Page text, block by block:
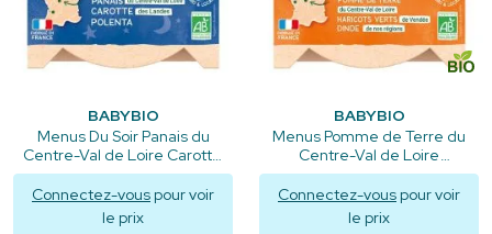
BABYBIO
Menus Du Soir Panais du
Centre-Val de Loire Carotte
des Landes Polenta -
Assiette 230g
Connectez-vous pour voir
le prix
BABYBIO
Menus Pomme de Terre du
Centre-Val de Loire
Haricots Verts de Vendée
Dinde de nos Régions -
Assiette 230g
Connectez-vous pour voir
le prix